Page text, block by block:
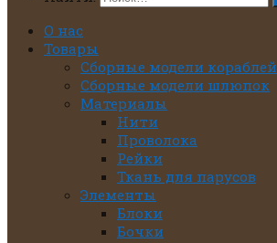
О нас
Товары
Сборные модели кораблей
Сборные модели шлюпок
Материалы
Нити
Проволока
Рейки
Ткань для парусов
Элементы
Блоки
Бочки